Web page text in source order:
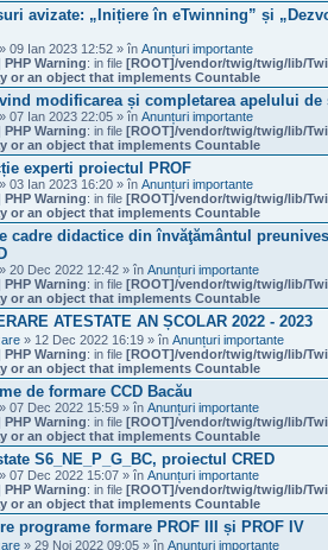
avizate: „Inițiere în eTwinning” și
» 09 Ian 2023 12:52 » în Anunțuri importante
Warning: in file [ROOT]/vendor/twig/twig/lib/
or an object that implements Countable
modificarea și completarea apelului
» 07 Ian 2023 22:05 » în Anunțuri importante
Warning: in file [ROOT]/vendor/twig/twig/lib/
or an object that implements Countable
experti proiectul PROF
» 03 Ian 2023 16:20 » în Anunțuri importante
Warning: in file [ROOT]/vendor/twig/twig/lib/
or an object that implements Countable
cadre didactice din învăţământul
» 20 Dec 2022 12:42 » în Anunțuri importante
Warning: in file [ROOT]/vendor/twig/twig/lib/
or an object that implements Countable
ATESTATE AN ȘCOLAR 2022 - 2023
» 12 Dec 2022 16:19 » în Anunțuri importante
Warning: in file [ROOT]/vendor/twig/twig/lib/
or an object that implements Countable
de formare CCD Bacău
» 07 Dec 2022 15:59 » în Anunțuri importante
Warning: in file [ROOT]/vendor/twig/twig/lib/
or an object that implements Countable
S6_NE_P_G_BC, proiectul CRED
» 07 Dec 2022 15:07 » în Anunțuri importante
Warning: in file [ROOT]/vendor/twig/twig/lib/
or an object that implements Countable
programe formare PROF III și PROF IV
» 29 Noi 2022 09:05 » în Anunțuri importante